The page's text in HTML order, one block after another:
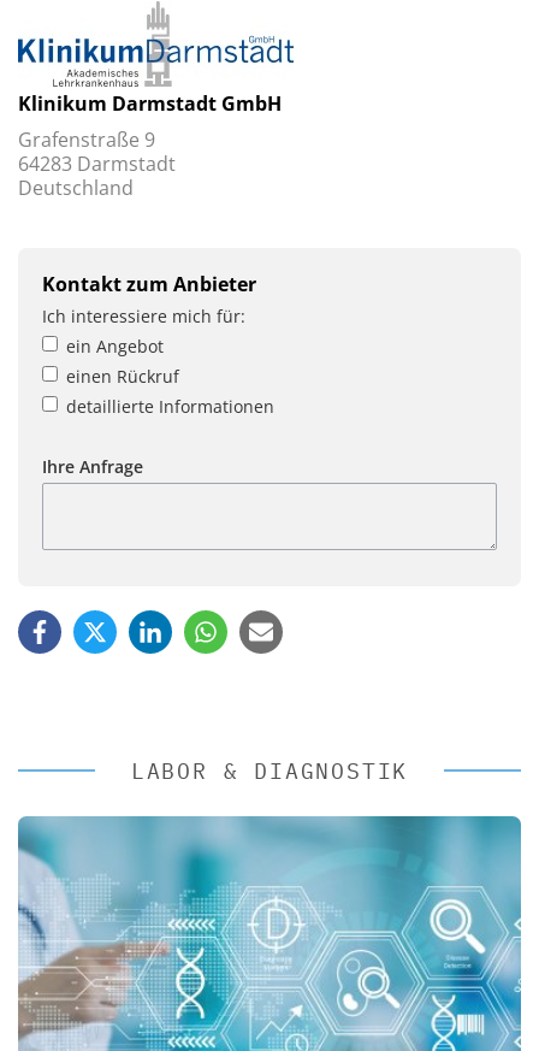
Klinikum Darmstadt GmbH
Grafenstraße 9
64283 Darmstadt
Deutschland
Kontakt zum Anbieter
Ich interessiere mich für:
ein Angebot
einen Rückruf
detaillierte Informationen
Ihre Anfrage
LABOR & DIAGNOSTIK